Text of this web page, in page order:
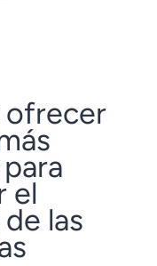
ofrecer
el
las